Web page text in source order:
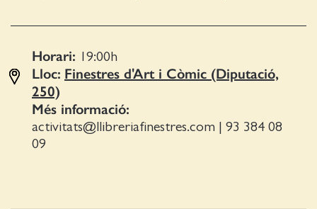
Horari: 19:00 h
Lloc: Finestres d'Art i Còmic (Diputació,
250)
Més informació:
activitats@llibreriafinestres.com
93 384 08
09